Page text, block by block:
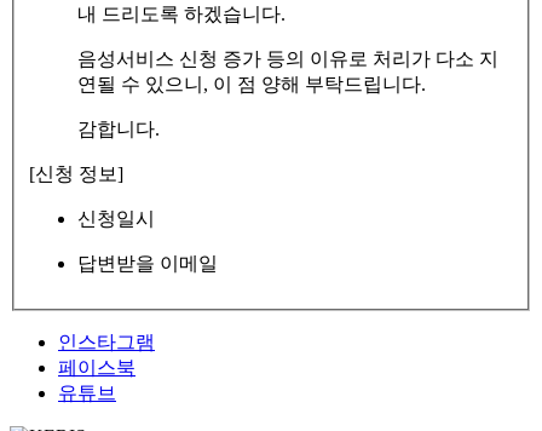
내 드리도록 하겠습니다.
음성서비스 신청 증가 등의 이유로 처리가 다소 지
연될 수 있으니, 이 점 양해 부탁드립니다.
감합니다.
[신청 정보]
신청일시
답변받을 이메일
인스타그램
페이스북
유튜브